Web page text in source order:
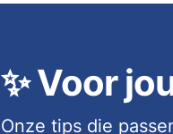
✨Voor
Onze tips die